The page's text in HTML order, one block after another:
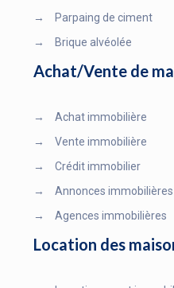
→
Parpaing de ciment
→
Brique alvéolée
Achat/Vente de
→
Achat immobilière
→
Vente immobilière
→
Crédit immobilier
→
Annonces immobilières
→
Agences immobilières
Location des